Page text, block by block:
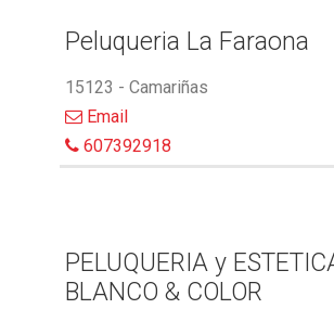
Peluqueria La Faraona
15123 - Camariñas
Email
607392918
PELUQUERIA y
BLANCO & COLOR